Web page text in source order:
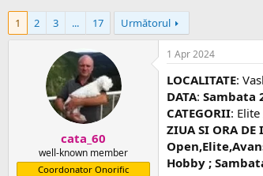
c
1 2 3 ... 17 Următorul
cata_60
well-known member
Coordonator Onorific
1 Apr 2024
LOCALITATE:
DATA: Sambata
CATEGORII:
ZIUA SI ORA DE
Hobby ;